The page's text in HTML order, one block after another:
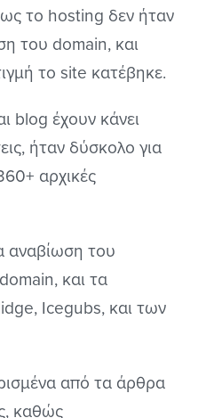
το hosting δεν ήταν
του domain, και
το site κατέβηκε.
blog έχουν κάνει
ήταν δύσκολο για
αρχικές
αναβίωση του
και τα
Icegubs, και των
από τα άρθρα
καθώς